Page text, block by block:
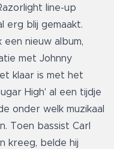
line-up
erg blij gemaakt.
nieuw album,
met Johnny
klaar is met het
High' al een tijdje
onder welk muzikaal
Toen bassist Carl
kreeg, belde hij